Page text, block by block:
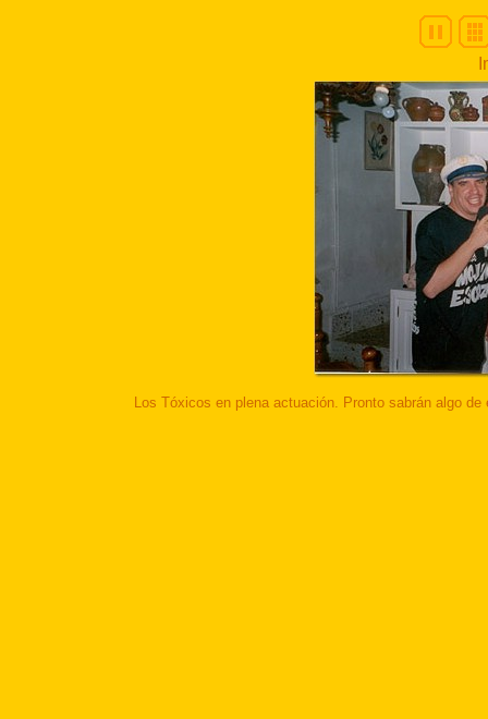
Los Tóxicos en plena actuación. Pronto sabrán algo